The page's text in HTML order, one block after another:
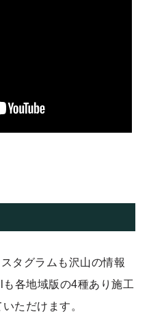
タグラムも沢山の情報
各地域版の4種あり施工
ただけます。